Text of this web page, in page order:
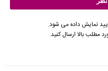
نمایش داده می شود.
مطلب بالا ارسال کنید.